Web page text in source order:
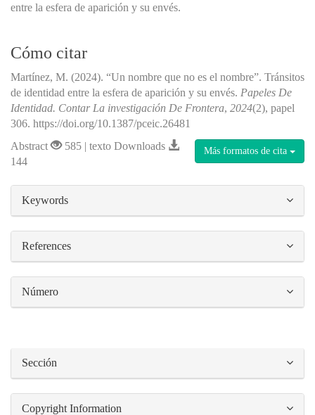
entre la esfera de aparición y su envés.
Cómo citar
Martínez, M. (2024). “Un nombre que no es el nombre”. Tránsitos
de identidad entre la esfera de aparición y su envés. Papeles De
Identidad. Contar La investigación De Frontera, 2024(2), papel
306. https://doi.org/10.1387/pceic.26481
Más formatos de cita
Abstract
585 | texto Downloads
144
Keywords
References
Número
Sección
Copyright Information